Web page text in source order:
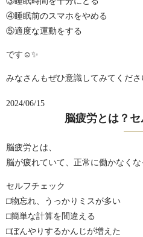
④睡眠前のスマホをやめる
⑤適度な運動をする
です☺️✨
みなさんもぜひ意識してみてくだ
2024/06/15
脳疲労とは？
脳疲労とは、
脳が疲れていて、正常に働かなくな
セルフチェック
⬜︎物忘れ、うっかりミスが多い
⬜︎簡単な計算を間違える
⬜︎ぼんやりするかんじが増えた